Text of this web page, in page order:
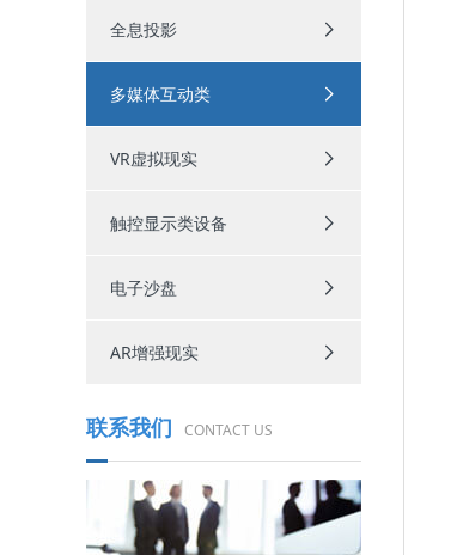
全息投影
多媒体互动类
VR虚拟现实
触控显示类设备
电子沙盘
AR增强现实
联系我们 CONTACT US